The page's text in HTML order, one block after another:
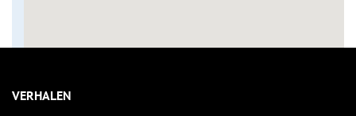
VERHALEN